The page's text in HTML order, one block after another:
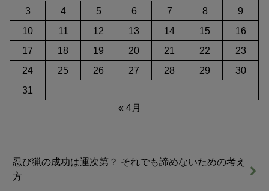
3
4 5 6 7 8
9
10
11 12 13 14 15
16
17
18 19 20 21 22
23
24
25 26 27 28 29
30
31
« 4月
忍び猟の成功は運次第？ それでも諦めないための考え
方